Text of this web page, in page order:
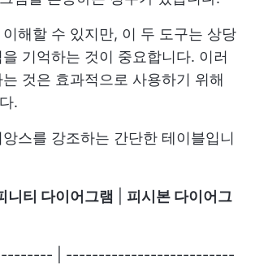
해할 수 있지만, 이 두 도구는 상당
기억하는 것이 중요합니다. 이러
것은 효과적으로 사용하기 위해
.
스를 강조하는 간단한 테이블입니
니티 다이어그램
피시본 다이어그
| --------------------------